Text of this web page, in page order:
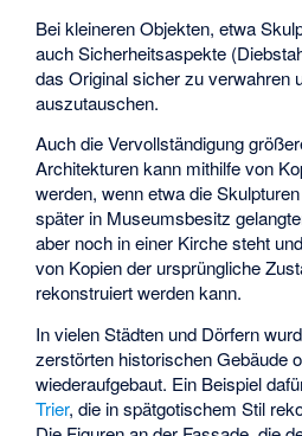
Bei kleineren Objekten, etwa
auch Sicherheitsaspekte
das Original sicher zu verwahren
auszutauschen.
Auch die Vervollständigung
Architekturen kann mithilfe von
werden, wenn etwa die
später in Museumsbesitz
aber noch in einer Kirche steht
von Kopien der ursprüngliche
rekonstruiert werden kann.
In vielen Städten und Dörfern
zerstörten historischen Gebäude
wiederaufgebaut. Ein Beispiel
Trier, die in spätgotischem Stil